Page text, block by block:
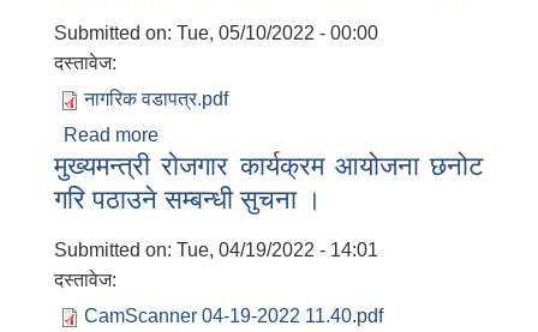
Submitted on: Tue, 05/10/2022 - 00:00
दस्तावेज:
नागरिक वडापत्र.pdf
Read more
वडापत्र
मुख्यमन्त्री रोजगार कार्यक्रम आयोजना छनोट
गरि पठाउने सम्बन्धी सुचना ।
Submitted on: Tue, 04/19/2022 - 14:01
दस्तावेज:
CamScanner 04-19-2022 11.40.pdf